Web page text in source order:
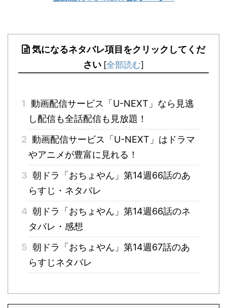
気になるネタバレ項目をクリックしてくだ
さい [全部読む]
1 動画配信サービス「U-NEXT」なら見逃
し配信も全話配信も見放題！
2 動画配信サービス「U-NEXT」はドラマ
やアニメが豊富に見れる！
3 朝ドラ「おちょやん」第14週66話のあ
らすじ・ネタバレ
4 朝ドラ「おちょやん」第14週66話のネ
タバレ・感想
5 朝ドラ「おちょやん」第14週67話のあ
らすじネタバレ